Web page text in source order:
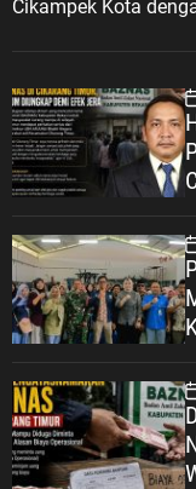
n
a
a
n
Cikampek Kota